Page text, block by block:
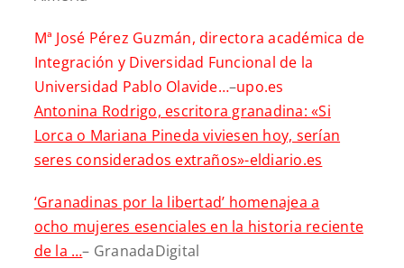
Mª José Pérez Guzmán, directora académica de
Integración y Diversidad Funcional de la
Universidad Pablo Olavide…–upo.es
Antonina Rodrigo, escritora granadina: «Si
Lorca o Mariana Pineda viviesen hoy, serían
seres considerados extraños»-eldiario.es
‘Granadinas por la libertad’ homenajea a
ocho mujeres esenciales en la historia reciente
de la …– GranadaDigital